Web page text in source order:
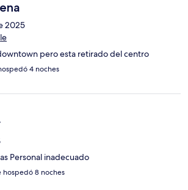
2025
pero esta retirado del centro
4 noches
Personal inadecuado
hospedó 8 noches